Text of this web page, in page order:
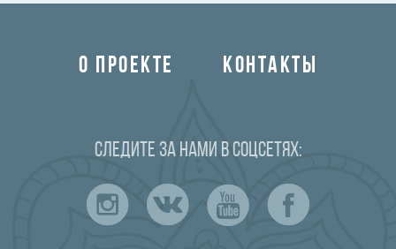
О ПРОЕКТЕ КОНТАКТЫ
Следите за нами в соцсетях: